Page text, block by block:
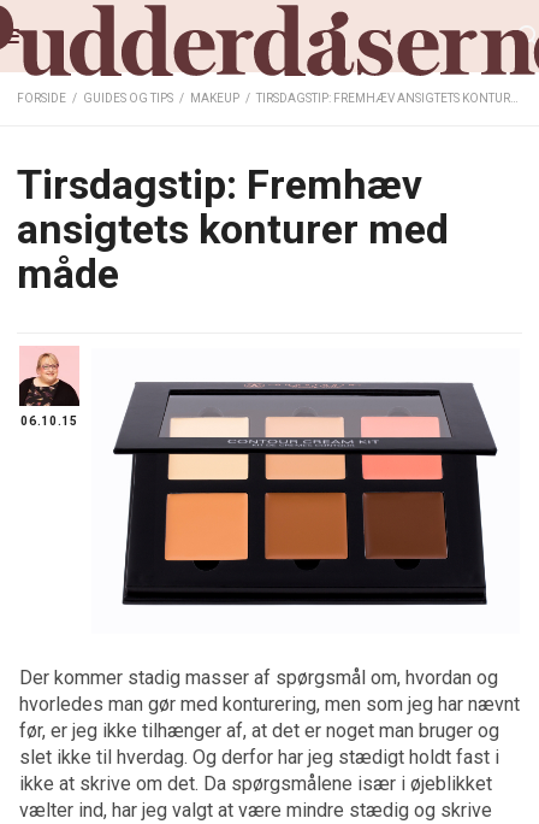
FORSIDE / GUIDES OG TIPS / MAKEUP / TIRSDAGSTIP: FREMHÆV ANSIGTETS KONTURER MED MÅDE
Tirsdagstip: Fremhæv
ansigtets konturer med
måde
06.10.15
Der kommer stadig masser af spørgsmål om, hvordan og
hvorledes man gør med konturering, men som jeg har nævnt
før, er jeg ikke tilhænger af, at det er noget man bruger og
slet ikke til hverdag. Og derfor har jeg stædigt holdt fast i
ikke at skrive om det. Da spørgsmålene især i øjeblikket
vælter ind, har jeg valgt at være mindre stædig og skrive